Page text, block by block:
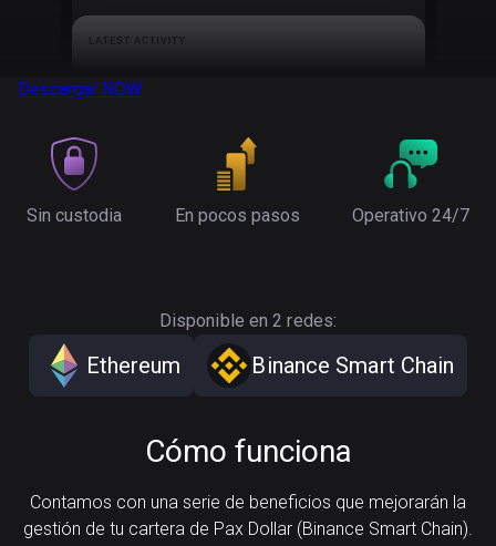
Descargar NOW
Sin custodia En pocos pasos Operativo 24/7
Disponible en 2 redes:
Ethereum Binance Smart Chain
Cómo funciona
Contamos con una serie de beneficios que mejorarán la
gestión de tu cartera de Pax Dollar (Binance Smart Chain).